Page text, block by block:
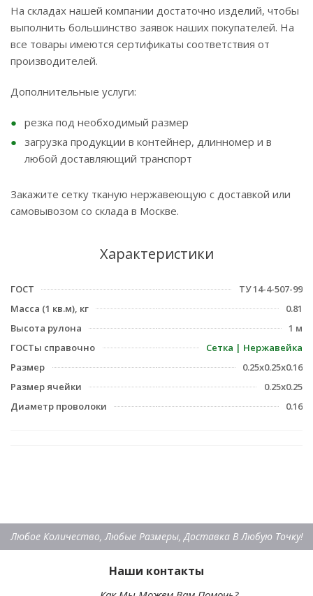
На складах нашей компании достаточно изделий, чтобы
выполнить большинство заявок наших покупателей. На
все товары имеются сертификаты соответствия от
производителей.
Дополнительные услуги:
резка под необходимый размер
загрузка продукции в контейнер, длинномер и в
любой доставляющий транспорт
Закажите сетку тканую нержавеющую с доставкой или
самовывозом со склада в Москве.
Характеристики
ГОСТ
ТУ 14-4-507-99
Масса (1 кв.м), кг
0.81
Высота рулона
1 м
ГОСТы справочно
Сетка | Нержавейка
Размер
0.25х0.25х0.16
Размер ячейки
0.25х0.25
Диаметр проволоки
0.16
Любое Количество, Любые Размеры, Доставка В Любую Точку!
Наши контакты